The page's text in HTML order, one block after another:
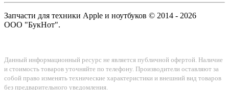
Запчасти для техники Apple и ноутбуков © 2014 - 2026
ООО "БукНот".
Данный информационный ресурс не является публичной офертой. Наличие
и стоимость товаров уточняйте по телефону. Производители оставляют за
собой право изменять технические характеристики и внешний вид товаров
без предварительного уведомления.